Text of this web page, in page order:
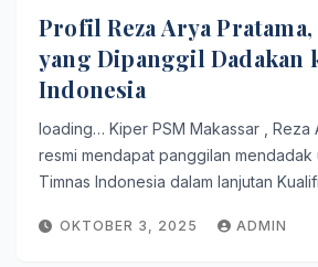
Profil Reza Arya
yang Dipanggil Dadakan
Indonesia
loading… Kiper PSM Makassar , Reza
resmi mendapat panggilan mendadak
Timnas Indonesia dalam lanjutan
OKTOBER 3, 2025 ADMIN